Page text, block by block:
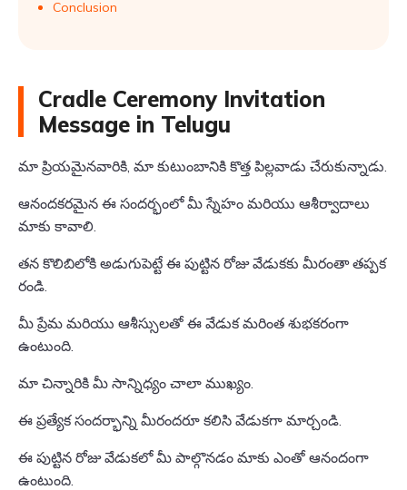
Conclusion
Cradle Ceremony Invitation
Message in Telugu
మా ప్రియమైనవారికి, మా కుటుంబానికి కొత్త పిల్లవాడు చేరుకున్నాడు.
ఆనందకరమైన ఈ సందర్భంలో మీ స్నేహం మరియు ఆశీర్వాదాలు
మాకు కావాలి.
తన కొలిబిలోకి అడుగుపెట్టే ఈ పుట్టిన రోజు వేడుకకు మీరంతా తప్పక
రండి.
మీ ప్రేమ మరియు ఆశీస్సులతో ఈ వేడుక మరింత శుభకరంగా
ఉంటుంది.
మా చిన్నారికి మీ సాన్నిధ్యం చాలా ముఖ్యం.
ఈ ప్రత్యేక సందర్భాన్ని మీరందరూ కలిసి వేడుకగా మార్చండి.
ఈ పుట్టిన రోజు వేడుకలో మీ పాల్గొనడం మాకు ఎంతో ఆనందంగా
ఉంటుంది.